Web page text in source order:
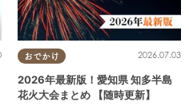
おでかけ 2026.07.03
2026年最新版！愛知県 知多半島
花火大会まとめ 【随時更新】